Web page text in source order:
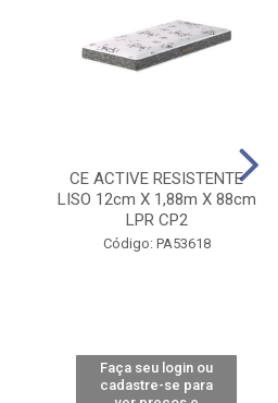
CE ACTIVE RESISTENTE
LISO 12cm X 1,88m X 88cm
LPR CP2
Código: PA53618
Faça seu login ou
cadastre-se para